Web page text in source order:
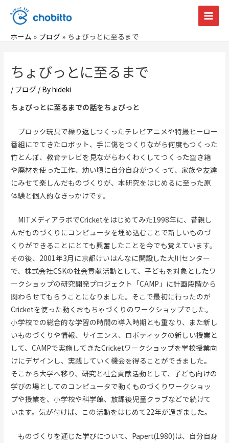
ス
Main
ホーム ブログ ちょびっとに至るまで
ちょびっとに至るまで
/ ブログ / Byhideki
ちょびっとに至るまでの話をちょびっと
ブロック玩具で繰り返しつくったテレビアニメや特撮ヒーロー
番組にでてきたロボット、手に傷をつくりながら何度もつくった
竹とんぼ、教育テレビを見ながらわくわくしてつくった空き箱
や廃材を使った工作、幼い頃に自分自身がつくって、家族や友達
にみせて楽しんだものづくりが、本研究をはじめるに至った原
体験と個人的なきっかけです。
MITメディアラボでCricketをはじめてみた1998年に、昔親し
んだものづくりにコンピュータを埋め込むことで新しいものづ
くりができることにとても興奮したことを今でも覚えています。
その後、2001年3月に京都けいはんなに開設した大川センター
で、株式会社CSKの社会貢献活動として、子どもを対象としたワ
ークショップの研究開発プロジェクト「CAMP」に計画段階から
関わらせてもらうことになりました。そこで最初に行ったのが
Cricketを使った動くおもちゃづくりのワークショップでした。
小学校での総合的な学習の時間の導入時期とも重なり、また新し
いものづくりや情報、サイエンス、ロボティックの新しい授業と
して、CAMPで実施してきたCricketワークショップを学校授業向
けにデザインし、実践していく機会を得ることができました。
そこから大学へ移り、研究と社会貢献活動として、子ども向けの
学びの場としてのコンピュータで動くものづくりワークショッ
プや授業を、小学校や科学館、放課後児童クラブなどで続けて
います。気が付けば、この活動をはじめて22年が過ぎました。
ものづくりを通じた学びについて、Papert(1980)は、自分自身